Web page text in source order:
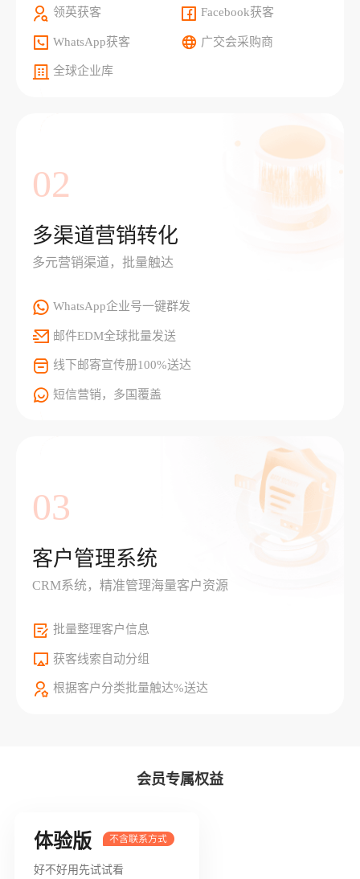
领英获客 Facebook获客
WhatsApp获客 广交会采购商
全球企业库
02
多渠道营销转化
多元营销渠道，批量触达
WhatsApp企业号一键群发
邮件EDM全球批量发送
线下邮寄宣传册100%送达
短信营销，多国覆盖
03
客户管理系统
CRM系统，精准管理海量客户资源
批量整理客户信息
获客线索自动分组
根据客户分类批量触达%送达
会员专属权益
体验版
好不好用先试试看